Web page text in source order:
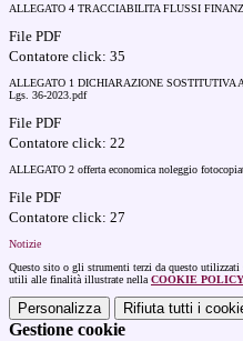
ALLEGATO 4 TRACCIABILITA FLUSSI
File PDF
Contatore click: 35
ALLEGATO 1 DICHIARAZIONE SOSTITUTIVA
Lgs. 36-2023.pdf
File PDF
Contatore click: 22
ALLEGATO 2 offerta economica noleggio
File PDF
Contatore click: 27
Notizie
Questo sito o gli strumenti terzi da questo utilizzati
utili alle finalità illustrate nella COOKIE POLICY
Personalizza Rifiuta tutti i
Gestione cookie